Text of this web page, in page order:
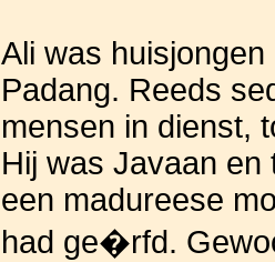
Ali was
Padang. Reeds
mensen in dienst,
Hij was Javaan en
een madureese
had ge�rfd.